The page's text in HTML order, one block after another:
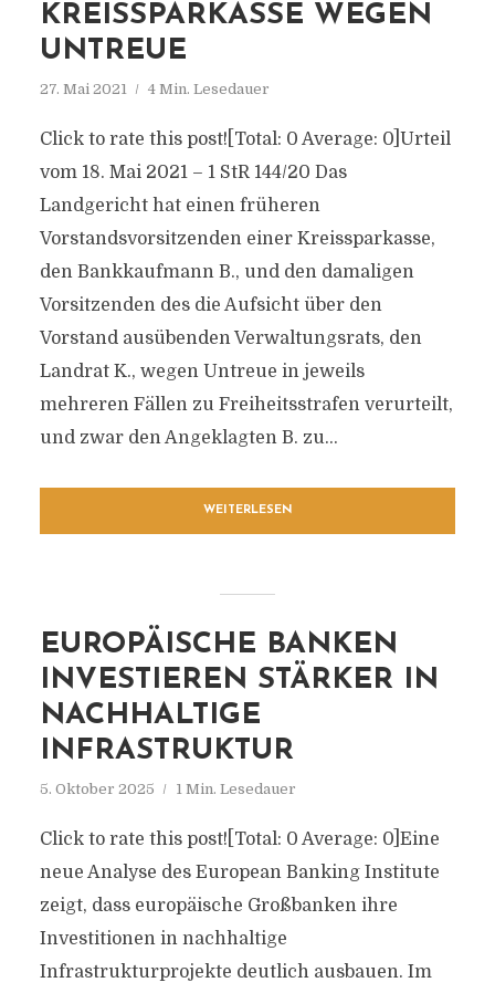
KREISSPARKASSE WEGEN
UNTREUE
27. Mai 2021 4 Min. Lesedauer
Click to rate this post![Total: 0 Average: 0]Urteil
vom 18. Mai 2021 – 1 StR 144/20 Das
Landgericht hat einen früheren
Vorstandsvorsitzenden einer Kreissparkasse,
den Bankkaufmann B., und den damaligen
Vorsitzenden des die Aufsicht über den
Vorstand ausübenden Verwaltungsrats, den
Landrat K., wegen Untreue in jeweils
mehreren Fällen zu Freiheitsstrafen verurteilt,
und zwar den Angeklagten B. zu...
WEITERLESEN
EUROPÄISCHE BANKEN
INVESTIEREN STÄRKER IN
NACHHALTIGE
INFRASTRUKTUR
5. Oktober 2025 1 Min. Lesedauer
Click to rate this post![Total: 0 Average: 0]Eine
neue Analyse des European Banking Institute
zeigt, dass europäische Großbanken ihre
Investitionen in nachhaltige
Infrastrukturprojekte deutlich ausbauen. Im